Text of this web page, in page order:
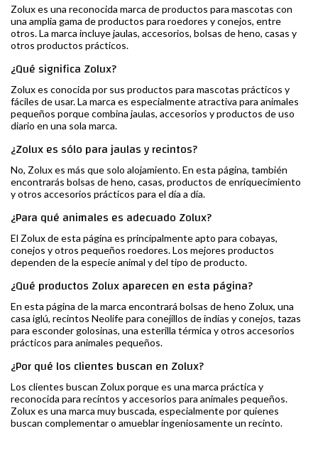
Zolux es una reconocida marca de productos para mascotas con
una amplia gama de productos para roedores y conejos, entre
otros. La marca incluye jaulas, accesorios, bolsas de heno, casas y
otros productos prácticos.
¿Qué significa Zolux?
Zolux es conocida por sus productos para mascotas prácticos y
fáciles de usar. La marca es especialmente atractiva para animales
pequeños porque combina jaulas, accesorios y productos de uso
diario en una sola marca.
¿Zolux es sólo para jaulas y recintos?
No, Zolux es más que solo alojamiento. En esta página, también
encontrarás bolsas de heno, casas, productos de enriquecimiento
y otros accesorios prácticos para el día a día.
¿Para qué animales es adecuado Zolux?
El Zolux de esta página es principalmente apto para cobayas,
conejos y otros pequeños roedores. Los mejores productos
dependen de la especie animal y del tipo de producto.
¿Qué productos Zolux aparecen en esta página?
En esta página de la marca encontrará bolsas de heno Zolux, una
casa iglú, recintos Neolife para conejillos de indias y conejos, tazas
para esconder golosinas, una esterilla térmica y otros accesorios
prácticos para animales pequeños.
¿Por qué los clientes buscan en Zolux?
Los clientes buscan Zolux porque es una marca práctica y
reconocida para recintos y accesorios para animales pequeños.
Zolux es una marca muy buscada, especialmente por quienes
buscan complementar o amueblar ingeniosamente un recinto.